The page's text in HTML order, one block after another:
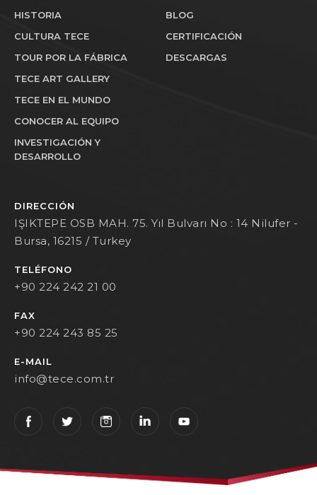
HISTORIA
CULTURA TECE
TOUR POR LA FÁBRICA
TECE ART GALLERY
TECE EN EL MUNDO
CONOCER AL EQUIPO
INVESTIGACIÓN Y
DESARROLLO
BLOG
CERTIFICACIÓN
DESCARGAS
DIRECCIÓN
IŞIKTEPE OSB MAH. 75. Yıl Bulvarı No : 14 Nilufer -
Bursa, 16215 / Turkey
TELÉFONO
+90 224 242 21 00
FAX
+90 224 243 85 25
E-MAIL
info@tece.com.tr